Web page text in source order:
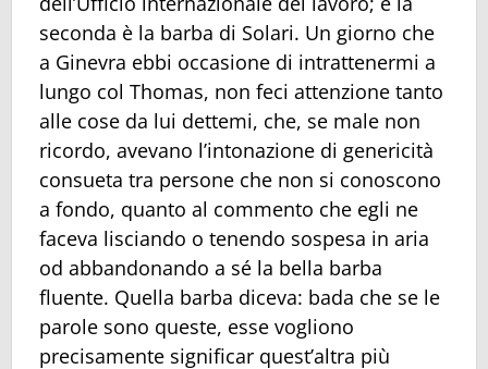
seconda è la barba di Solari. Un giorno che
a Ginevra ebbi occasione di intrattenermi a
lungo col Thomas, non feci attenzione tanto
alle cose da lui dettemi, che, se male non
ricordo, avevano l’intonazione di genericità
consueta tra persone che non si conoscono
a fondo, quanto al commento che egli ne
faceva lisciando o tenendo sospesa in aria
od abbandonando a sé la bella barba
fluente. Quella barba diceva: bada che se le
parole sono queste, esse vogliono
precisamente significar quest’altra più